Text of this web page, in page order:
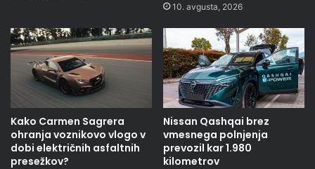
10. avgusta, 2026
Kako Carmen Sagrera
ohranja voznikovo vlogo v
dobi električnih asfaltnih
presežkov?
Nissan Qashqai brez
vmesnega polnjenja
prevozil kar 1.980
kilometrov